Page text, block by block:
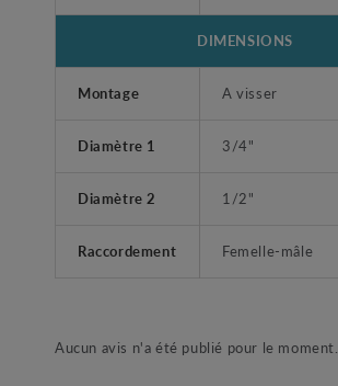
DIMENSIONS
Montage A visser
Diamètre 1 3/4"
Diamètre 2 1/2"
Raccordement Femelle-mâle
Aucun avis n'a été publié pour le moment.